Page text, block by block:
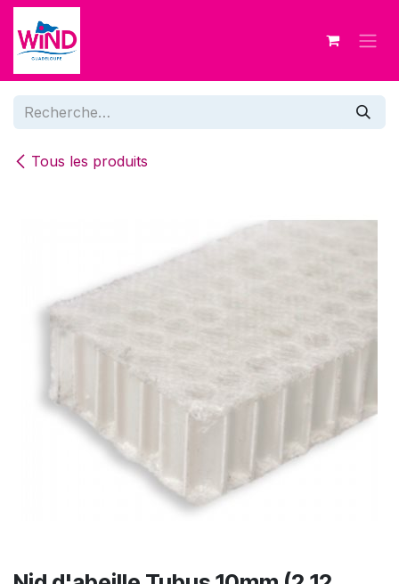
Se rendre au contenu
Tous les produits